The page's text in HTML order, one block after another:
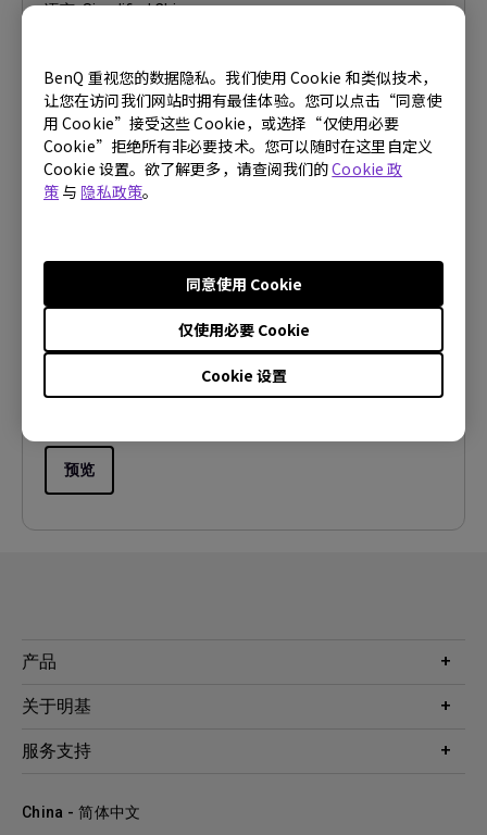
BenQ 重视您的数据隐私。我们使用 Cookie 和类似技术，
让您在访问我们网站时拥有最佳体验。您可以点击“同意使
用 Cookie”接受这些 Cookie，或选择“仅使用必要
Cookie”拒绝所有非必要技术。您可以随时在这里自定义
Cookie 设置。欲了解更多，请查阅我们的Cookie 政
策 与 隐私政策。
Cookie 设置
仅使用必要 Cookie
同意使用 Cookie
语言:Simplified Chinese
预览
语言:Simplified Chinese
预览
产品
投影机
WiT智能灯
关于明基
公司简介
企业社会责任
服务支持
档案下载与常见问题
China - 简体中文